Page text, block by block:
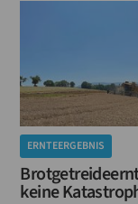
ERNTEERGEBNIS
keine